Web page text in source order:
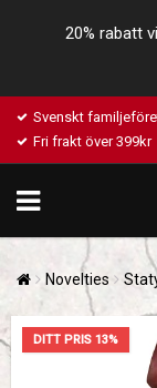
20% rabatt
Svenskt
Fri frakt över 399kr
Novelties
DITT PRIS 13%